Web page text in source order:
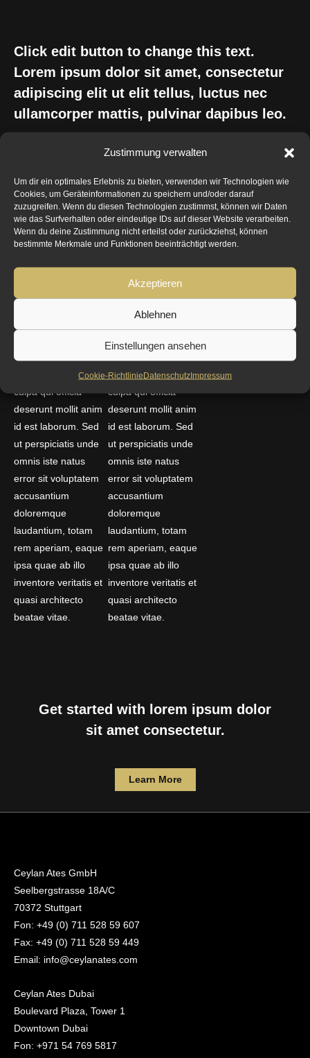
Zustimmung verwalten
Um dir ein optimales Erlebnis zu bieten, verwenden wir Technologien wie
Cookies, um Geräteinformationen zu speichern und/oder darauf
zuzugreifen. Wenn du diesen Technologien zustimmst, können wir Daten
wie das Surfverhalten oder eindeutige IDs auf dieser Website verarbeiten.
Wenn du deine Zustimmung nicht erteilst oder zurückziehst, können
bestimmte Merkmale und Funktionen beeinträchtigt werden.
Akzeptieren
Ablehnen
Einstellungen ansehen
Cookie-RichtlinieDatenschutzImpressum
Click edit button to change this text.
Lorem ipsum dolor sit amet, consectetur
adipiscing elit ut elit tellus, luctus nec
ullamcorper mattis, pulvinar dapibus leo.
We Love Nature
Click edit button to
change this text.
Lorem ipsum dolor
adipiscing elit. Ut elit
ullamcorper mattis,
occaecat cupidatat
non proident, sunt in
culpa qui officia
deserunt mollit anim
id est laborum. Sed
ut perspiciatis unde
omnis iste natus
error sit voluptatem
accusantium
doloremque
laudantium, totam
rem aperiam, eaque
ipsa quae ab illo
inventore veritatis et
quasi architecto
beatae vitae.
It Is a Gift
Click edit button to
change this text.
Lorem ipsum dolor
adipiscing elit. Ut elit
tellus, luctus nec
leo. Excepteur sint
non proident, sunt in
culpa qui officia
deserunt mollit anim
id est laborum. Sed
ut perspiciatis unde
omnis iste natus
error sit voluptatem
accusantium
doloremque
laudantium, totam
rem aperiam, eaque
ipsa quae ab illo
inventore veritatis et
quasi architecto
beatae vitae.
Excepteur
Sint Occaecat
Cupidatat Non
Proident,
Sunt In Culpa
Mollit.
Get started with lorem ipsum dolor
sit amet consectetur.
Learn More
Ceylan Ates GmbH
Seelbergstrasse 18A/C
70372 Stuttgart
Fon: +49 (0) 711 528 59 607
Fax: +49 (0) 711 528 59 449
Email: info@ceylanates.com
Ceylan Ates Dubai
Boulevard Plaza, Tower 1
Downtown Dubai
Fon: +971 54 769 5817